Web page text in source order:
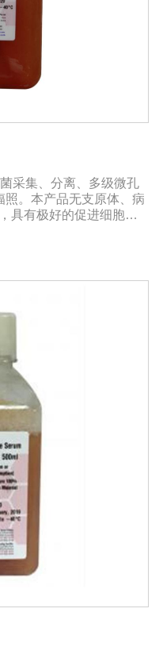
采集、分离、多级微孔
。本产品无支原体、病
具有极好的促进细胞增
备和疫苗的研制及生
和国兽药典》2020版、
格：500ml/瓶保
，可减少沉淀的产生使